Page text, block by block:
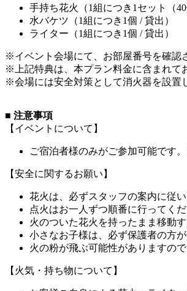
手持ち花火（1組につき1セット（40
水バケツ（1組につき1個 / 貸出）
ライター（1組につき1個 / 貸出）
※イベント会場にて、お部屋番号を確認
※上記特典は、本プラン料金に含まれて
※会場には安全対策として消火器を設置
■ 注意事項
【イベントについて】
ご宿泊者様のみがご参加可能です
【安全に関するお願い】
花火は、必ずスタッフの案内に従
点火はお一人ずつ順番に行ってくだ
火のついた花火を持ったまま移動
小さなお子様は、必ず保護者の方
火の粉が飛ぶ可能性がありますの
【火気・持ち物について】